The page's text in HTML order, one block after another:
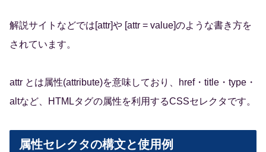
解説サイトなどでは[attr]や [attr = value]のような書き方を
されています。
attr とは属性(attribute)を意味しており、href・title・type・
altなど、HTMLタグの属性を利用するCSSセレクタです。
属性セレクタの構文と使用例